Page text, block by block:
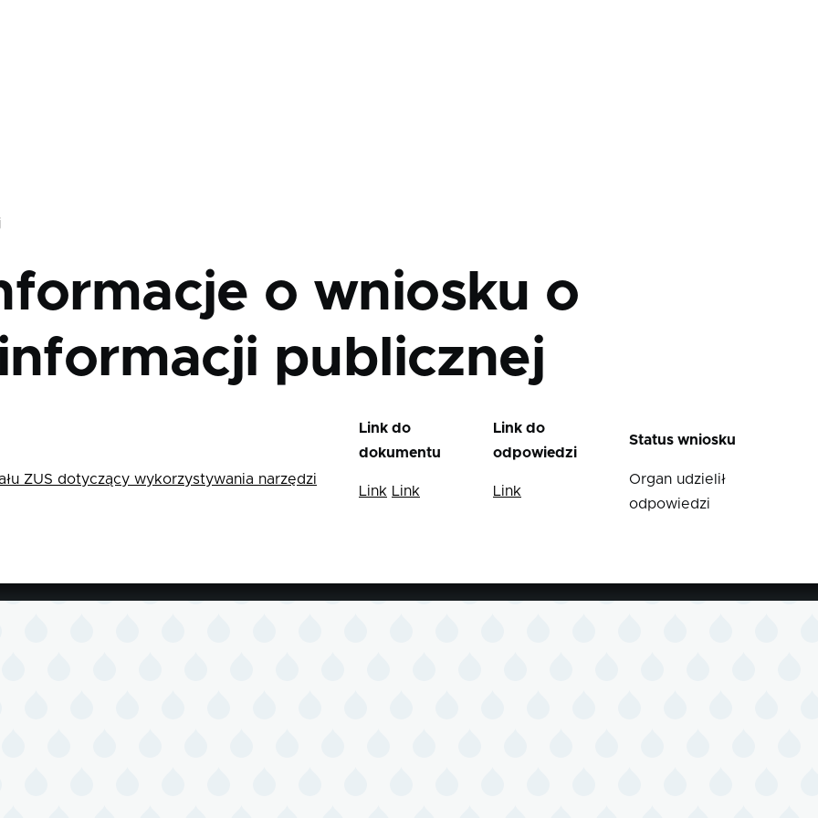
o wniosku o
publicznej
Link do
dokumentu
Link do
odpowiedzi
Status wniosku
ZUS dotyczący wykorzystywania narzędzi
Link Link Link
Organ udzielił
odpowiedzi